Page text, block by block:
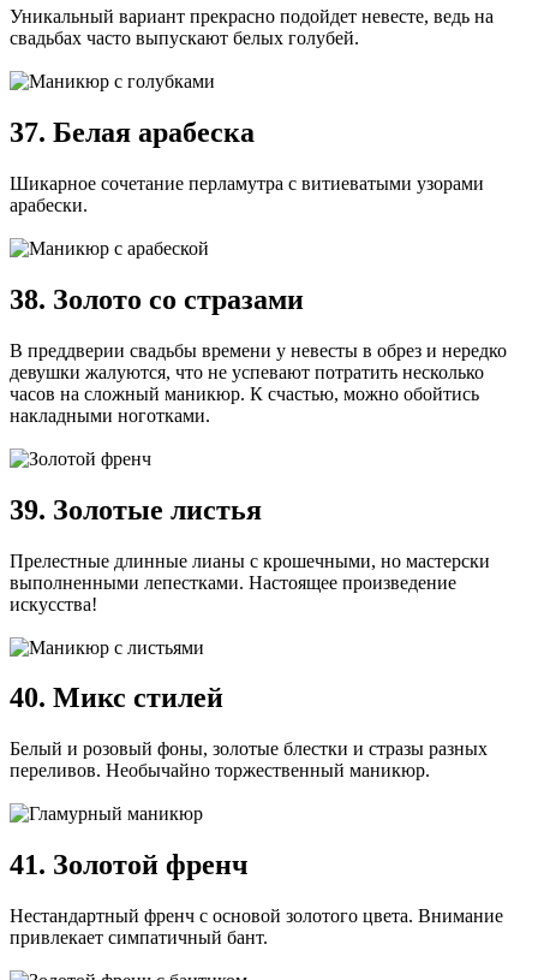
Уникальный вариант прекрасно подойдет невесте, ведь на
свадьбах часто выпускают белых голубей.
37. Белая арабеска
Шикарное сочетание перламутра с витиеватыми узорами
арабески.
38. Золото со стразами
В преддверии свадьбы времени у невесты в обрез и нередко
девушки жалуются, что не успевают потратить несколько
часов на сложный маникюр. К счастью, можно обойтись
накладными ноготками.
39. Золотые листья
Прелестные длинные лианы с крошечными, но мастерски
выполненными лепестками. Настоящее произведение
искусства!
40. Микс стилей
Белый и розовый фоны, золотые блестки и стразы разных
переливов. Необычайно торжественный маникюр.
41. Золотой френч
Нестандартный френч с основой золотого цвета. Внимание
привлекает симпатичный бант.